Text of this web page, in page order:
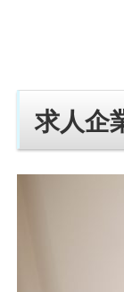
求人企